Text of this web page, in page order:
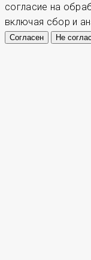
согласие на
включая сбор и
Согласен Не